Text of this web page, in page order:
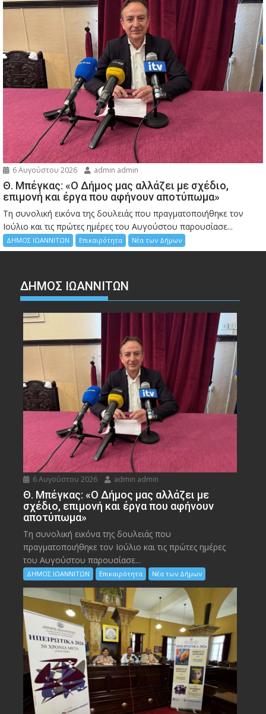
6 Αυγούστου 2026 admin admin
Θ. Μπέγκας: «Ο Δήμος μας αλλάζει με σχέδιο,
επιμονή και έργα που αφήνουν αποτύπωμα»
Τη συνολική εικόνα της δουλειάς που πραγματοποιήθηκε τον
Ιούλιο και τις πρώτες ημέρες του Αυγούστου παρουσίασε...
ΔΗΜΟΣ ΙΩΑΝΝΙΤΩΝ Επικαιρότητα Νέα των Δήμων
ΔΗΜΟΣ ΙΩΑΝΝΙΤΩΝ
6 Αυγούστου 2026 admin admin
Θ. Μπέγκας: «Ο Δήμος μας αλλάζει με
σχέδιο, επιμονή και έργα που αφήνουν
αποτύπωμα»
Τη συνολική εικόνα της δουλειάς που
πραγματοποιήθηκε τον Ιούλιο και τις πρώτες ημέρες
του Αυγούστου παρουσίασε...
ΔΗΜΟΣ ΙΩΑΝΝΙΤΩΝ Επικαιρότητα Νέα των Δήμων